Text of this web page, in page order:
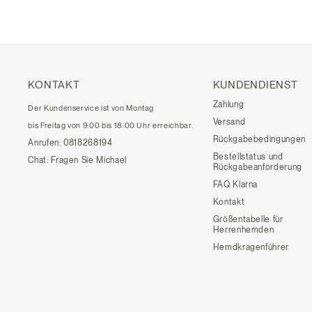
KONTAKT
Der Kundenservice ist von Montag
bis Freitag von 9:00 bis 18:00 Uhr erreichbar.
Anrufen: 0818268194
Chat: Fragen Sie Michael
KUNDENDIENST
Zahlung
Versand
Rückgabebedingungen
Bestellstatus und
Rückgabeanforderung
FAQ Klarna
Kontakt
Größentabelle für
Herrenhemden
Hemdkragenführer